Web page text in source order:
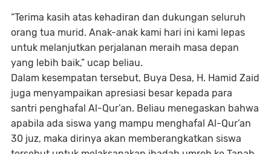
“Terima kasih atas kehadiran dan dukungan seluruh
orang tua murid. Anak-anak kami hari ini kami lepas
untuk melanjutkan perjalanan meraih masa depan
yang lebih baik,” ucap beliau.
Dalam kesempatan tersebut, Buya Desa, H. Hamid Zaid
juga menyampaikan apresiasi besar kepada para
santri penghafal Al-Qur’an. Beliau menegaskan bahwa
apabila ada siswa yang mampu menghafal Al-Qur’an
30 juz, maka dirinya akan memberangkatkan siswa